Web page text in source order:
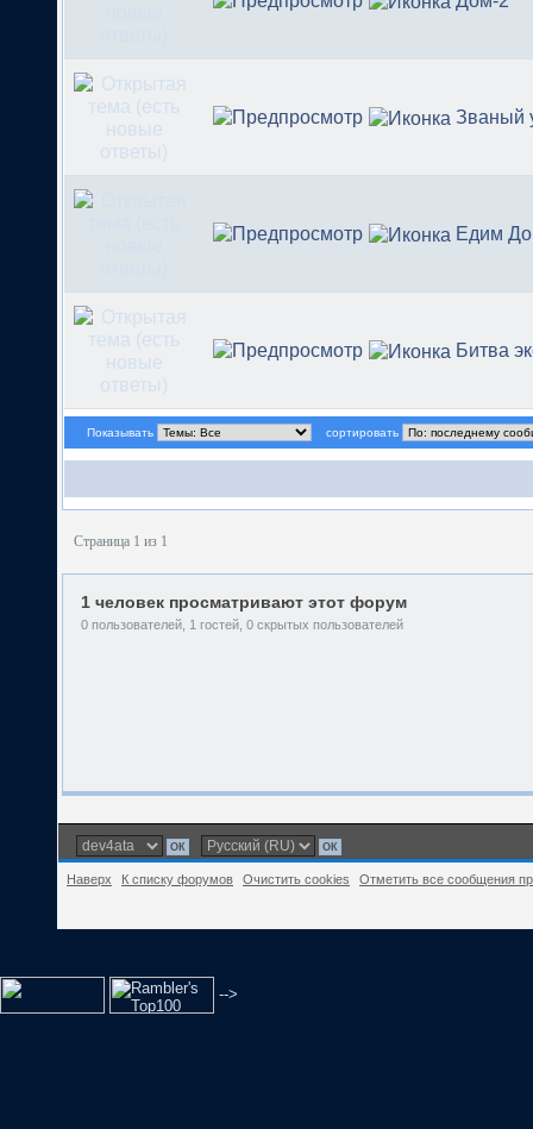
Званый
Едим
Битва
Показывать сортировать
Страница 1 из 1
1 человек просматривают этот форум
0 пользователей, 1 гостей, 0 скрытых пользователей
Наверх К списку форумов Очистить cookies Отметить все сообщения
-->